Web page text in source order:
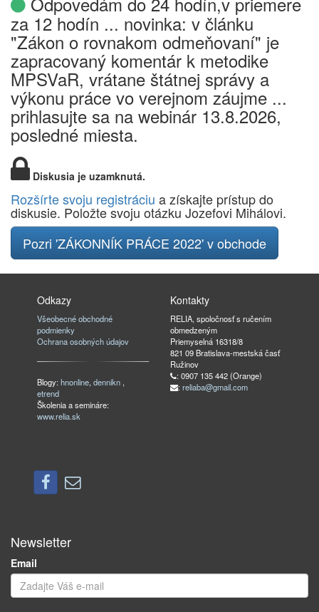
za 12 hodín ... novinka: v článku
"Zákon o rovnakom odmeňovaní" je
zapracovaný komentár k metodike
MPSVaR, vrátane štátnej správy a
výkonu práce vo verejnom záujme ...
prihlasujte sa na webinár 13.8.2026,
posledné miesta.
Diskusia je uzamknutá.
Rozšírte svoju registráciu a získajte prístup do
diskusie. Položte svoju otázku Jozefovi Mihálovi.
Pozri 'ZÁKONNÍK PRÁCE 2022' v obchode
Odkazy
Všeobecné obchodné
podmienky
Ochrana osobných údajov
Blogy:hnonline,dennikn ,
etrend
Školenia a semináre:
www.relia.sk
Kontakty
RELIA, spoločnosť s ručením
obmedzeným
Priemyselná 16318/8
821 09 Bratislava-mestská časť
Ružinov
: 0907 135 442 (Orange)
: reliaba@gmail.com
Newsletter
Email